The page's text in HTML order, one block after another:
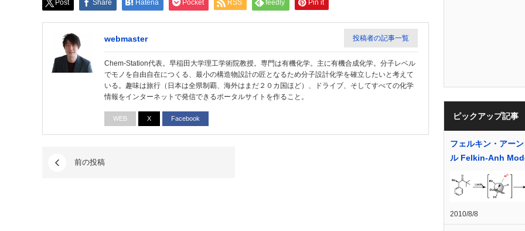
Post Share Hatena Pocket RSS feedly Pin it
webmaster 投稿者の記事一覧
Chem-Station代表。早稲田大学理工学術院教授。専門は有機化学。主に有機合成化学。分子レベル
でモノを自由自在につくる、最小の構造物設計の匠となるため分子設計化学を確立したいと考えて
いる。趣味は旅行（日本は全県制覇、海外はまだ２０カ国ほど）、ドライブ、そしてすべての化学
情報をインターネットで発信できるポータルサイトを作ること。
WEB X Facebook
前の投稿
ピックアップ記事
フェルキン・アー
ル Felkin-Anh
2010/8/8